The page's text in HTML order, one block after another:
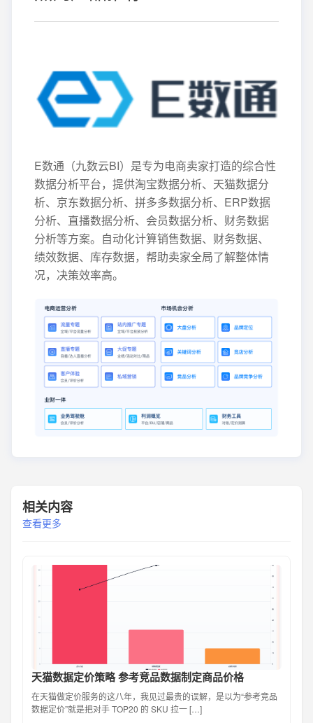
E数通（九数云BI）是专为电商卖家打造的综合性
数据分析平台，提供淘宝数据分析、天猫数据分
析、京东数据分析、拼多多数据分析、ERP数据
分析、直播数据分析、会员数据分析、财务数据
分析等方案。自动化计算销售数据、财务数据、
绩效数据、库存数据，帮助卖家全局了解整体情
况，决策效率高。
相关内容
查看更多
天猫数据定价策略 参考竞品数据制定商品价格
在天猫做定价服务的这八年，我见过最贵的误解，是以为“参考竞品
数据定价”就是把对手 TOP20 的 SKU 拉一 […]